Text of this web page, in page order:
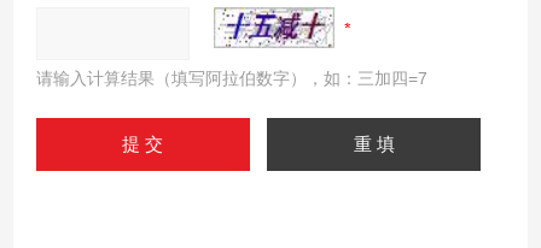
请输入计算结果（填写阿拉伯数字），如：三加四=7